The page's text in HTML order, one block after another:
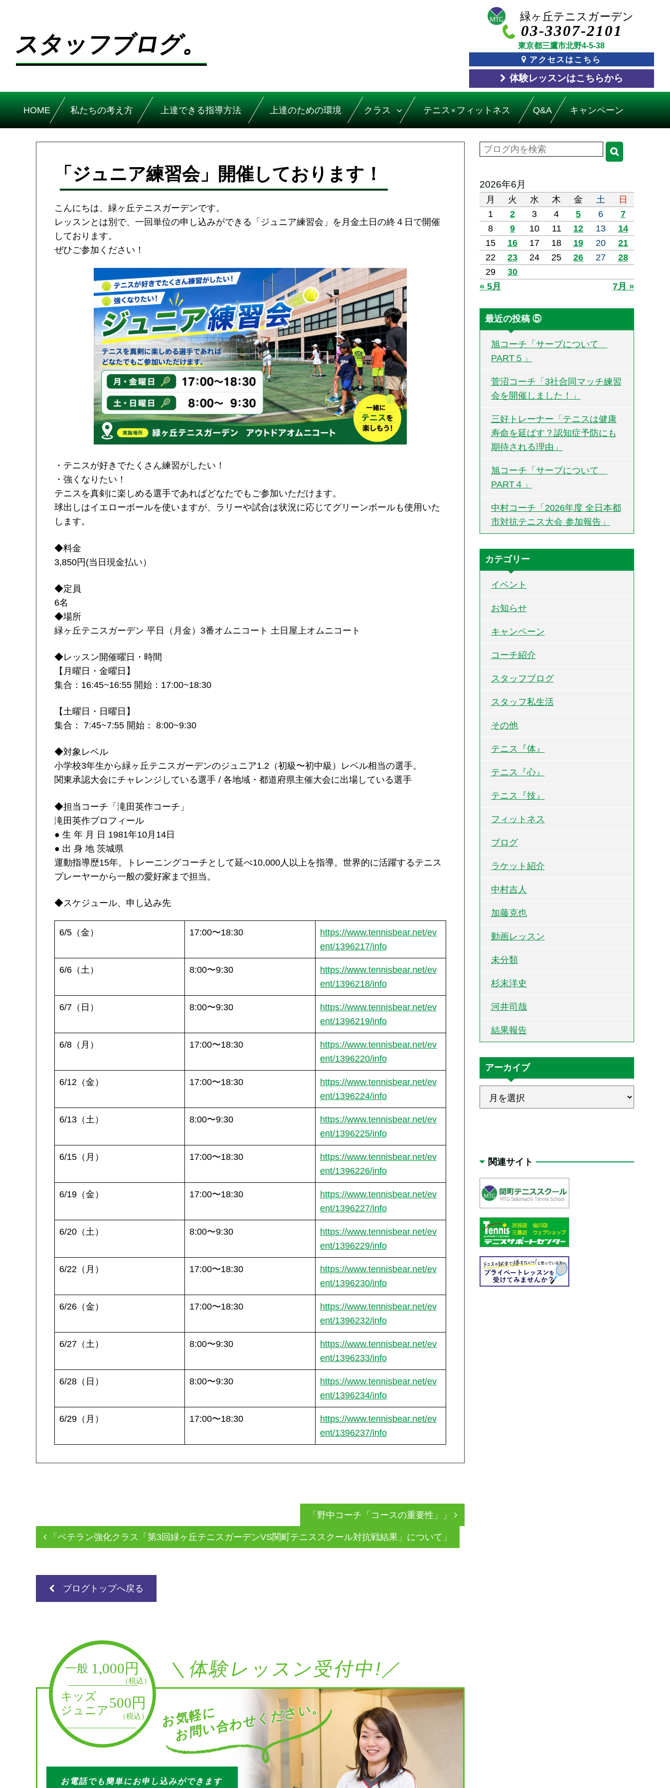
スタッフブログ。
03-3307-2101
東京都三鷹市北野4-5-38
アクセスはこちら
体験レッスンはこちらから
HOME 私たちの考え方 上達できる指導方法 上達のための環境 クラス テニス × フィットネス Q&A キャンペーン
「ジュニア練習会」開催しております！
こんにちは、緑ヶ丘テニスガーデンです。
レッスンとは別で、一回単位の申し込みができる「ジュニア練習会」を月金土日の終４日で開催
しております。
ぜひご参加ください！
・テニスが好きでたくさん練習がしたい！
・強くなりたい！
テニスを真剣に楽しめる選手であればどなたでもご参加いただけます。
球出しはイエローボールを使いますが、ラリーや試合は状況に応じてグリーンボールも使用いた
します。
◆料金
3,850円(当日現金払い）
◆定員
6名
◆場所
緑ヶ丘テニスガーデン 平日（月金）3番オムニコート 土日屋上オムニコート
◆レッスン開催曜日・時間
【月曜日・金曜日】
集合：16:45~16:55 開始：17:00~18:30
【土曜日・日曜日】
集合： 7:45~7:55 開始： 8:00~9:30
◆対象レベル
小学校3年生から緑ヶ丘テニスガーデンのジュニア1.2（初級〜初中級）レベル相当の選手。
関東承認大会にチャレンジしている選手 / 各地域・都道府県主催大会に出場している選手
◆担当コーチ「滝田英作コーチ」
滝田英作プロフィール
● 生 年 月 日 1981年10月14日
● 出 身 地 茨城県
運動指導歴15年。トレーニングコーチとして延べ10,000人以上を指導。世界的に活躍するテニス
プレーヤーから一般の愛好家まで担当。
◆スケジュール、申し込み先
6/5（金） 17:00〜18:30
https://www.tennisbear.net/ev
ent/1396217/info
6/6（土） 8:00〜9:30
https://www.tennisbear.net/ev
ent/1396218/info
6/7（日） 8:00〜9:30
https://www.tennisbear.net/ev
ent/1396219/info
6/8（月） 17:00〜18:30
https://www.tennisbear.net/ev
ent/1396220/info
6/12（金） 17:00〜18:30
https://www.tennisbear.net/ev
ent/1396224/info
6/13（土） 8:00〜9:30
https://www.tennisbear.net/ev
ent/1396225/info
6/15（月） 17:00〜18:30
https://www.tennisbear.net/ev
ent/1396226/info
6/19（金） 17:00〜18:30
https://www.tennisbear.net/ev
ent/1396227/info
6/20（土） 8:00〜9:30
https://www.tennisbear.net/ev
ent/1396229/info
6/22（月） 17:00〜18:30
https://www.tennisbear.net/ev
ent/1396230/info
6/26（金） 17:00〜18:30
https://www.tennisbear.net/ev
ent/1396232/info
6/27（土） 8:00〜9:30
https://www.tennisbear.net/ev
ent/1396233/info
6/28（日） 8:00〜9:30
https://www.tennisbear.net/ev
ent/1396234/info
6/29（月） 17:00〜18:30
https://www.tennisbear.net/ev
ent/1396237/info
「野中コーチ「コースの重要性」」
「ベテラン強化クラス「第3回緑ヶ丘テニスガーデンVS関町テニススクール対抗戦結果」について」
ブログトップへ戻る
＼体験レッスン受付中!／
お気軽に
お問い合わせください。
お電話でも簡単にお申し込みができます
2026年6月
月 火 水 木 金 土
日
1
2 3 4 5 6
7
8
9 10 11 12 13
14
15
16 17 18 19 20
21
22
23 24 25 26 27
28
29
30
« 5月
7月 »
最近の投稿 ⑤
旭コーチ「サーブについて
PART５」
菅沼コーチ「3社合同マッチ練習
会を開催しました！」
三好トレーナー「テニスは健康
寿命を延ばす？認知症予防にも
期待される理由」
旭コーチ「サーブについて
PART４」
中村コーチ「2026年度 全日本都
市対抗テニス大会 参加報告」
カテゴリー
イベント
お知らせ
キャンペーン
コーチ紹介
スタッフブログ
スタッフ私生活
その他
テニス『体』
テニス『心』
テニス『技』
フィットネス
ブログ
ラケット紹介
中村吉人
加藤克也
動画レッスン
未分類
杉末洋史
河井司哉
結果報告
アーカイブ
関連サイト